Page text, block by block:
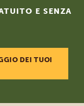
E SENZA
DEI TUOI